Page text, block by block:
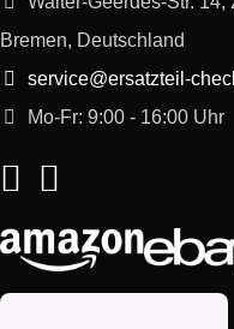
Bremen, Deutschland
service@ersatzteil-
Mo-Fr: 9:00 - 16:00 Uhr